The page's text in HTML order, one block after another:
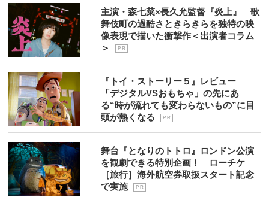
主演・森七菜×長久允監督『炎上』 歌
舞伎町の過酷さときらきらを独特の映
像表現で描いた衝撃作＜出演者コラム
＞
P R
『トイ・ストーリー５』レビュー
「デジタルVSおもちゃ」の先にあ
る“時が流れても変わらないもの”に目
頭が熱くなる
P R
舞台『となりのトトロ』ロンドン公演
を観劇できる特別企画！ ローチケ
［旅行］海外航空券取扱スタート記念
で実施
P R